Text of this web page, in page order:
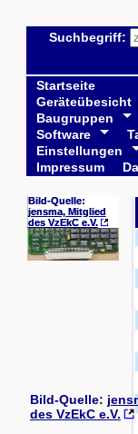
Suchbegriff:
Startseite
Geräteübesicht
Baugruppen
Software
Einstellungen
Impressum
Bild-Quelle:
jensma, Mitglied
des VzEkC e.V.
Bild-Quelle:
des VzEkC e.V.